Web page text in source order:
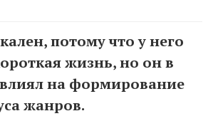
потому что у него
жизнь, но он в
на формирование
жанров.